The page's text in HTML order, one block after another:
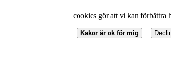
cookies gör att vi kan förbättra
Kakor är ok för mig